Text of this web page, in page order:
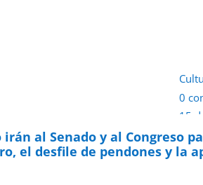
0
15
al Senado y al Congreso
el desfile de pendones y la